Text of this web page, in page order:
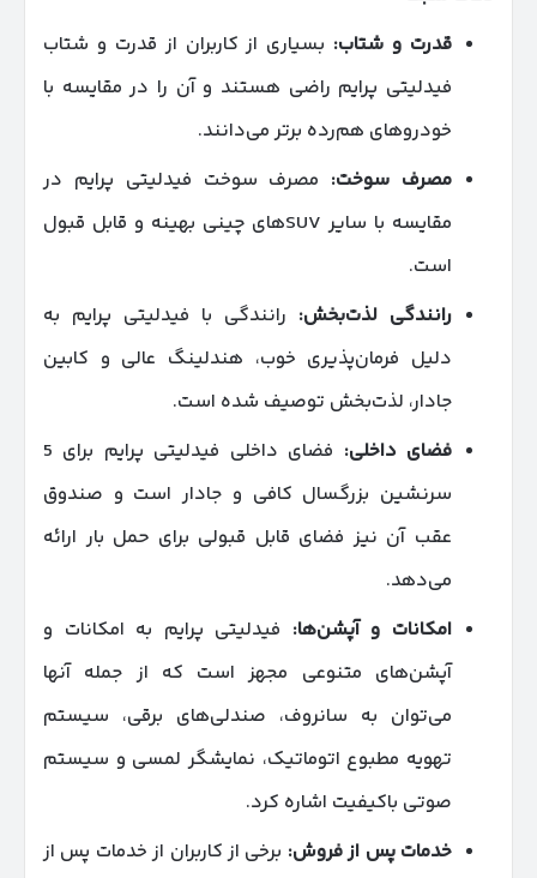
قدرت و شتاب: بسیاری از کاربران از قدرت و شتاب
فیدلیتی پرایم راضی هستند و آن را در مقایسه با
خودروهای هم‌رده برتر می‌دانند.
مصرف سوخت: مصرف سوخت فیدلیتی پرایم در
مقایسه با سایر SUV‌های چینی بهینه و قابل قبول
است.
رانندگی لذت‌بخش: رانندگی با فیدلیتی پرایم به
دلیل فرمان‌پذیری خوب، هندلینگ عالی و کابین
جادار، لذت‌بخش توصیف شده است.
فضای داخلی:
فضای داخلی فیدلیتی پرایم برای 5
سرنشین بزرگسال کافی و جادار است و صندوق
عقب آن نیز فضای قابل قبولی برای حمل بار ارائه
می‌دهد.
امکانات و آپشن‌ها: فیدلیتی پرایم به امکانات و
آپشن‌های متنوعی مجهز است که از جمله آنها
می‌توان به سانروف، صندلی‌های برقی، سیستم
تهویه مطبوع اتوماتیک، نمایشگر لمسی و سیستم
صوتی باکیفیت اشاره کرد.
خدمات پس از فروش: برخی از کاربران از خدمات پس از